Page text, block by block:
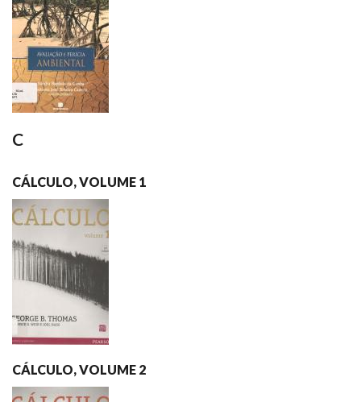
C
CÁLCULO, VOLUME 1
CÁLCULO, VOLUME 2